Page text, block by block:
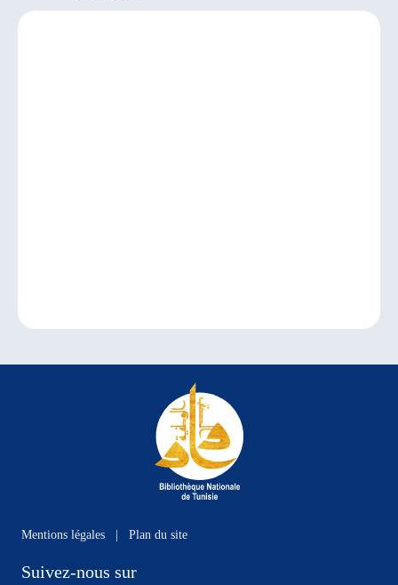
Mentions légales Plan du site
Suivez-nous sur